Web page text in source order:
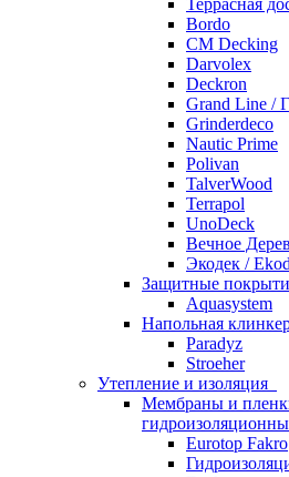
Террасная
Bordo
CM Decking
Darvolex
Deckron
Grand Line /
Grinderdeco
Nautic Prime
Polivan
TalverWood
Terrapol
UnoDeck
Вечное
Экодек /
Защитные
Aquasystem
Напольная
Paradyz
Stroeher
Утепление и изоляция
Мембраны и
Eurotop Fakro